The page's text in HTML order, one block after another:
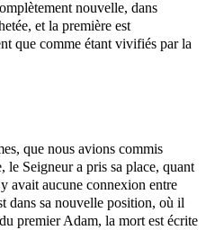
nouvelle, dans
et la première est
que comme étant vivifiés par la
que nous avions commis
le Seigneur a pris sa place, quant
avait aucune connexion entre
dans sa nouvelle position, où il
premier Adam, la mort est écrite